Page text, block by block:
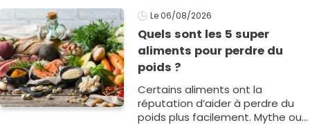
donner une saveur incomparable
et peu de personnes1
Le 06/08/2026
Quels sont les 5 super
aliments pour perdre du
poids ?
Certains aliments ont la
réputation d’aider à perdre du
poids plus facilement. Mythe ou